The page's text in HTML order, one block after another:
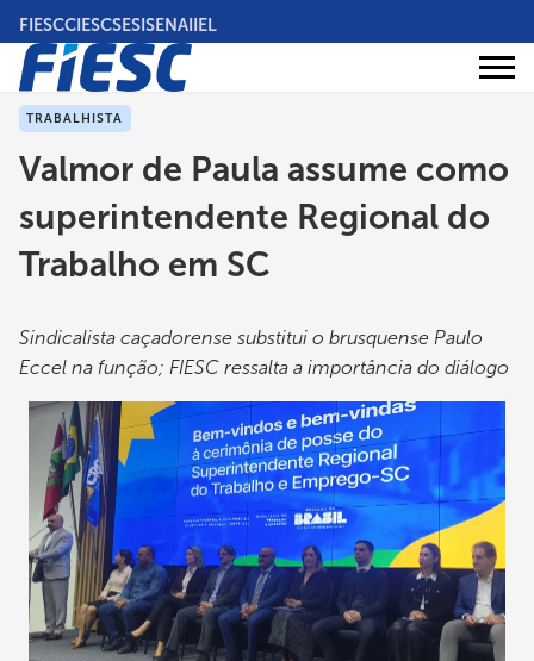
Pular
para
conteúdo
principal
FIESCCIESCSESISENAIIEL
Áreas
TRABALHISTA
Valmor de Paula assume como
superintendente Regional do
Trabalho em SC
Sindicalista caçadorense substitui o brusquense Paulo
Eccel na função; FIESC ressalta a importância do diálogo